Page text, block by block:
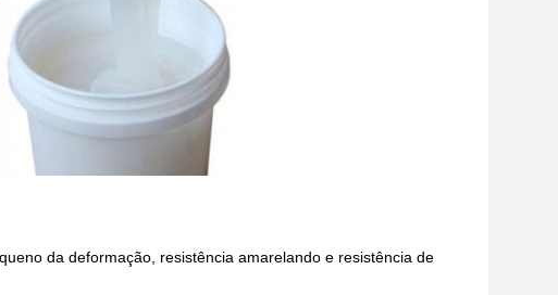
da deformação, resistência amarelando e resistência de